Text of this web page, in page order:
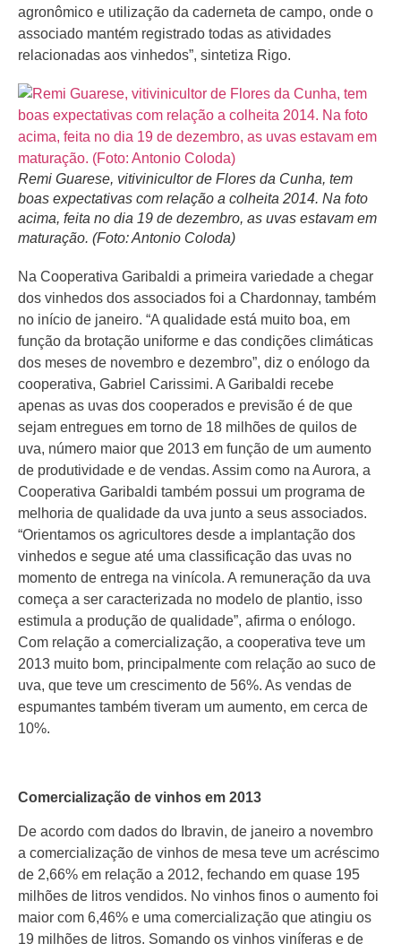
agronômico e utilização da caderneta de campo, onde o
associado mantém registrado todas as atividades
relacionadas aos vinhedos”, sintetiza Rigo.
Remi Guarese, vitivinicultor de Flores da Cunha, tem
boas expectativas com relação a colheita 2014. Na foto
acima, feita no dia 19 de dezembro, as uvas estavam em
maturação. (Foto: Antonio Coloda)
Na Cooperativa Garibaldi a primeira variedade a chegar
dos vinhedos dos associados foi a Chardonnay, também
no início de janeiro. “A qualidade está muito boa, em
função da brotação uniforme e das condições climáticas
dos meses de novembro e dezembro”, diz o enólogo da
cooperativa, Gabriel Carissimi. A Garibaldi recebe
apenas as uvas dos cooperados e previsão é de que
sejam entregues em torno de 18 milhões de quilos de
uva, número maior que 2013 em função de um aumento
de produtividade e de vendas. Assim como na Aurora, a
Cooperativa Garibaldi também possui um programa de
melhoria de qualidade da uva junto a seus associados.
“Orientamos os agricultores desde a implantação dos
vinhedos e segue até uma classificação das uvas no
momento de entrega na vinícola. A remuneração da uva
começa a ser caracterizada no modelo de plantio, isso
estimula a produção de qualidade”, afirma o enólogo.
Com relação a comercialização, a cooperativa teve um
2013 muito bom, principalmente com relação ao suco de
uva, que teve um crescimento de 56%. As vendas de
espumantes também tiveram um aumento, em cerca de
10%.
Comercialização de vinhos em 2013
De acordo com dados do Ibravin, de janeiro a novembro
a comercialização de vinhos de mesa teve um acréscimo
de 2,66% em relação a 2012, fechando em quase 195
milhões de litros vendidos. No vinhos finos o aumento foi
maior com 6,46% e uma comercialização que atingiu os
19 milhões de litros. Somando os vinhos viníferas e de